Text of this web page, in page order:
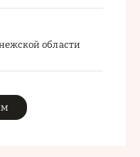
области